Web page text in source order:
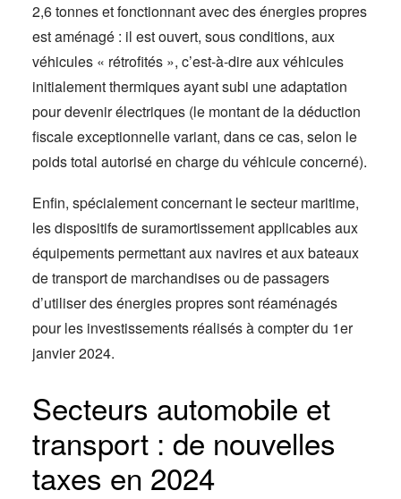
2,6 tonnes et fonctionnant avec des énergies propres
est aménagé : il est ouvert, sous conditions, aux
véhicules « rétrofités », c’est-à-dire aux véhicules
initialement thermiques ayant subi une adaptation
pour devenir électriques (le montant de la déduction
fiscale exceptionnelle variant, dans ce cas, selon le
poids total autorisé en charge du véhicule concerné).
Enfin, spécialement concernant le secteur maritime,
les dispositifs de suramortissement applicables aux
équipements permettant aux navires et aux bateaux
de transport de marchandises ou de passagers
d’utiliser des énergies propres sont réaménagés
pour les investissements réalisés à compter du 1er
janvier 2024.
Secteurs automobile et
transport : de nouvelles
taxes en 2024